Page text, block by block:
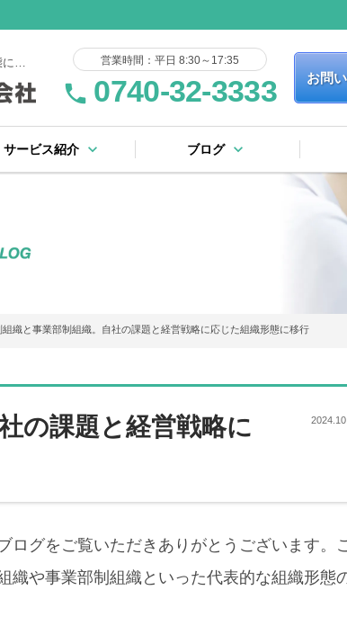
機能別組織と事業部制組織。自社の課題と経営戦略に応じた組織形態に移行 営業時間：平日 8:30～17:35
phone 0740-32-3333 お問
サービス紹介 keyboard_arrow_down ブログ keyboard_arrow_down
組織と事業部制組織。自社の課題と経営戦略に応じた組織形態に移行
の課題と経営戦略に
グをご覧いただきありがとうございます。こ
織や事業部制組織といった代表的な組織形態